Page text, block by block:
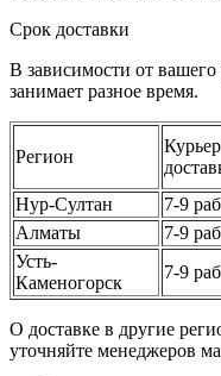
Срок доставки
В зависимости от
занимает разное время.
Регион
Нур-Султан
7-9
Алматы
7-9
Усть-
Каменогорск
7-9
О доставке в другие
уточняйте менеджеров